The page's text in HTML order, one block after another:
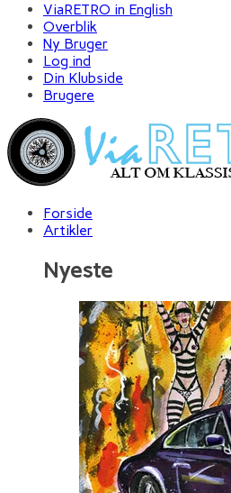
ViaRETRO in English
Overblik
Ny Bruger
Log ind
Din Klubside
Brugere
Forside
Artikler
Nyeste